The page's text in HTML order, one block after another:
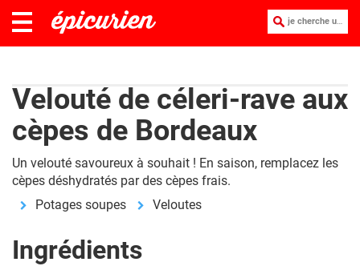
je cherche une recette :
Velouté de céleri-rave aux
cèpes de Bordeaux
Un velouté savoureux à souhait ! En saison, remplacez les
cèpes déshydratés par des cèpes frais.
Potages soupes
Veloutes
Ingrédients